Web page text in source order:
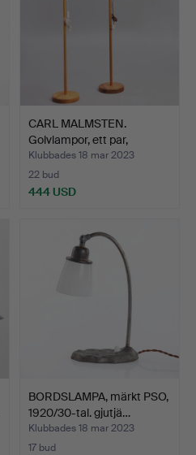
CARL MALMSTEN.
Golvlampor, ett par,
"Stake…
Klubbades 18 mar 2023
22 bud
444 USD
BORDSLAMPA, märkt PSO,
1920/30-tal. gjutjä…
Klubbades 18 mar 2023
17 bud